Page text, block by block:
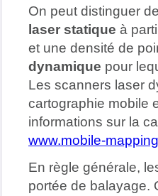
On peut distinguer
laser statique à
et une densité de
dynamique pour
Les scanners laser
cartographie mobile
informations sur la
www.mobile-
En règle générale,
portée de balayage.